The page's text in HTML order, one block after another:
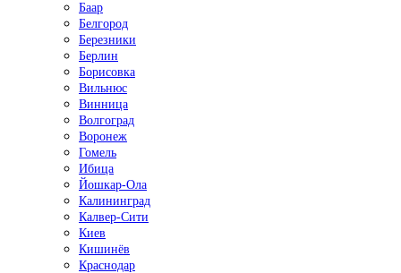
Баар
Белгород
Березники
Берлин
Борисовка
Вильнюс
Винница
Волгоград
Воронеж
Гомель
Ибица
Йошкар-Ола
Калининград
Калвер-Сити
Киев
Кишинёв
Краснодар